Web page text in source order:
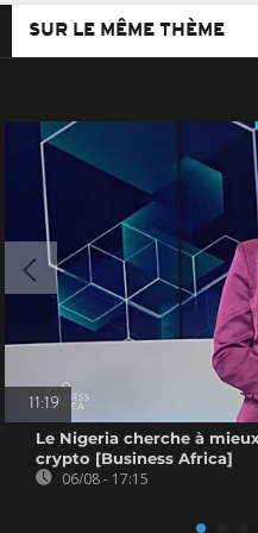
SUR LE MÊME THÈME
11:19
Le Nigeria cherche à
crypto [Business Africa]
06/08 - 17:15